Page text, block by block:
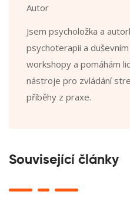
Autor
Jsem psycholožka a
psychoterapii a
workshopy a pomáhám
nástroje pro zvládání
příběhy z praxe.
Související články